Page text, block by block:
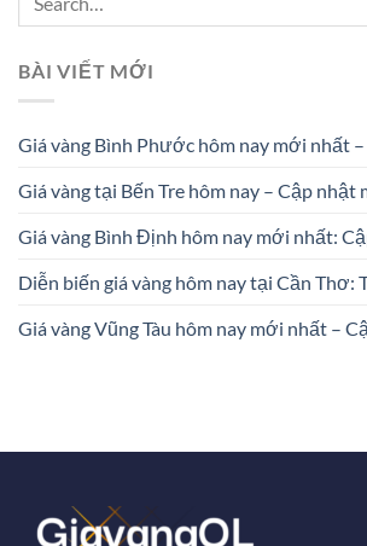
BÀI VIẾT MỚI
Giá vàng Bình Phước hôm nay mới nhất
Giá vàng tại Bến Tre hôm nay – Cập nhật
Giá vàng Bình Định hôm nay mới nhất:
Diễn biến giá vàng hôm nay tại Cần Thơ:
Giá vàng Vũng Tàu hôm nay mới nhất –